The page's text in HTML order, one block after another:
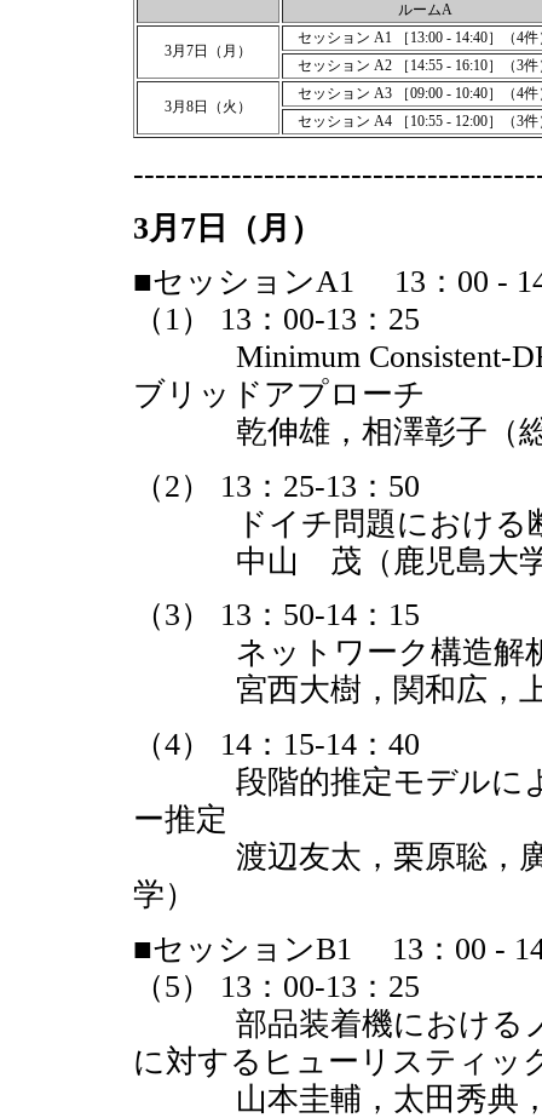
ルームA
3月7日（月）
セッション A1 ［13:00 - 14:40］（4件
セッション A2 ［14:55 - 16:10］（3件
3月8日（火）
セッション A3 ［09:00 - 10:40］（4件
セッション A4 ［10:55 - 12:00］（3件
3月7日（月）
■セッションA1 13：00 -
（1） 13：00-13：25
Minimum Consistent-
ブリッドアプローチ
乾伸雄，相澤彰子（総
（2） 13：25-13：50
ドイチ問題における断
中山 茂（鹿児島大
（3） 13：50-14：15
ネットワーク構造解析
宮西大樹，関和広，上
（4） 14：15-14：40
段階的推定モデルによ
ー推定
渡辺友太，栗原聡，廣
学）
■セッションB1 13：00 -
（5） 13：00-13：25
部品装着機におけるノ
に対するヒューリスティッ
山本圭輔，太田秀典，